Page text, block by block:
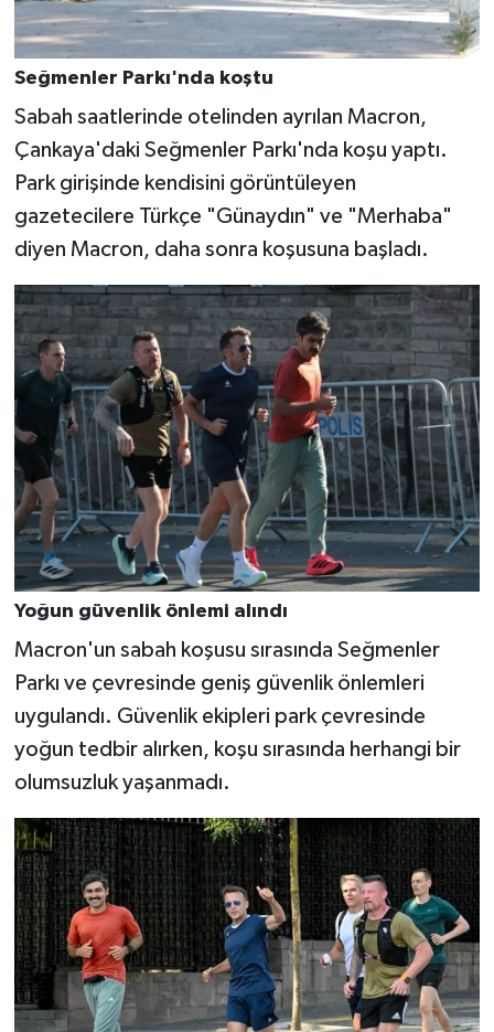
Seğmenler Parkı'nda koştu
Sabah saatlerinde otelinden ayrılan Macron,
Çankaya'daki Seğmenler Parkı'nda koşu yaptı.
Park girişinde kendisini görüntüleyen
gazetecilere Türkçe "Günaydın" ve "Merhaba"
diyen Macron, daha sonra koşusuna başladı.
Yoğun güvenlik önlemi alındı
Macron'un sabah koşusu sırasında Seğmenler
Parkı ve çevresinde geniş güvenlik önlemleri
uygulandı. Güvenlik ekipleri park çevresinde
yoğun tedbir alırken, koşu sırasında herhangi bir
olumsuzluk yaşanmadı.